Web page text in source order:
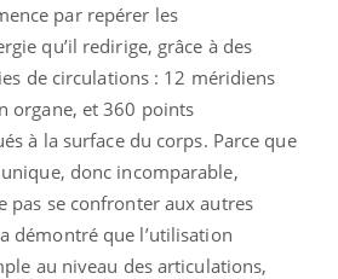
par repérer les
qu’il redirige, grâce à des
de circulations : 12 méridiens
organe, et 360 points
à la surface du corps. Parce que
donc incomparable,
pas se confronter aux autres
démontré que l’utilisation
au niveau des articulations,